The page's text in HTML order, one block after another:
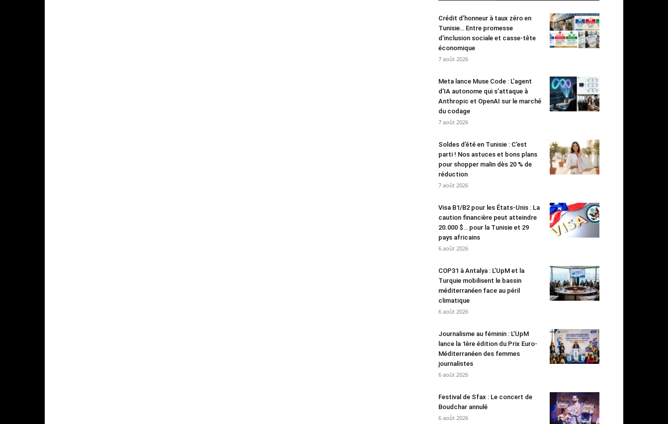
Crédit d’honneur à taux zéro en
Tunisie… Entre promesse
d’inclusion sociale et casse-tête
économique
7 août 2026
Meta lance Muse Code : L’agent
d’IA autonome qui s’attaque à
Anthropic et OpenAI sur le marché
du codage
7 août 2026
Soldes d’été en Tunisie : C’est
parti ! Nos astuces et bons plans
pour shopper malin dès 20 % de
réduction
7 août 2026
Visa B1/B2 pour les États-Unis : La
caution financière peut atteindre
20.000 $… pour la Tunisie et 29
pays africains
6 août 2026
COP31 à Antalya : L’UpM et la
Turquie mobilisent le bassin
méditerranéen face au péril
climatique
6 août 2026
Journalisme au féminin : L’UpM
lance la 1ère édition du Prix Euro-
Méditerranéen des femmes
journalistes
6 août 2026
Festival de Sfax : Le concert de
Boudchar annulé
6 août 2026